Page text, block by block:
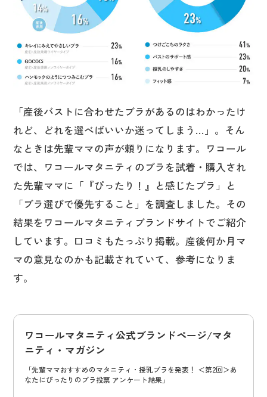
「産後バストに合わせたブラがあるのはわかったけ
れど、どれを選べばいいか迷ってしまう…」。そん
なときは先輩ママの声が頼りになります。ワコール
では、ワコールマタニティのブラを試着・購入され
た先輩ママに「『ぴったり！』と感じたブラ」と
「ブラ選びで優先すること」を調査しました。その
結果をワコールマタニティブランドサイトでご紹介
しています。口コミもたっぷり掲載。産後何か月マ
マの意見なのかも記載されていて、参考になりま
す。
ワコールマタニティ公式ブランドページ/マタ
ニティ・マガジン
「先輩ママおすすめのマタニティ・授乳ブラを発表！ ＜第2回＞あ
なたにぴったりのブラ投票 アンケート結果」